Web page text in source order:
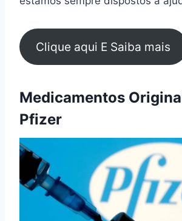
Clique aqui E Saiba mais
Medicamentos
Pfizer